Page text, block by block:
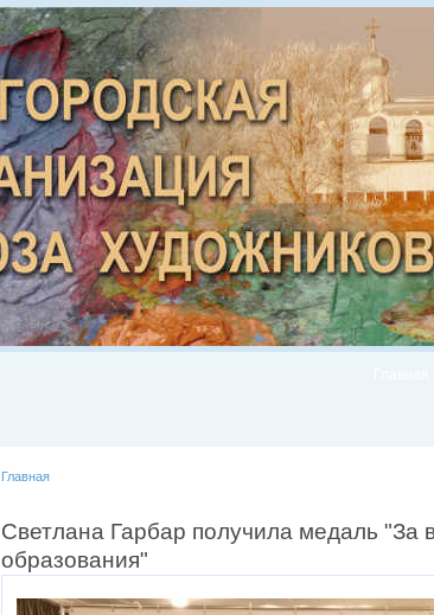
Главная
Светлана Гарбар получила медаль "За
образования"